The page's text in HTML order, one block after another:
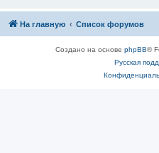
На главную Список форумов
Создано на основе phpBB®
Русская